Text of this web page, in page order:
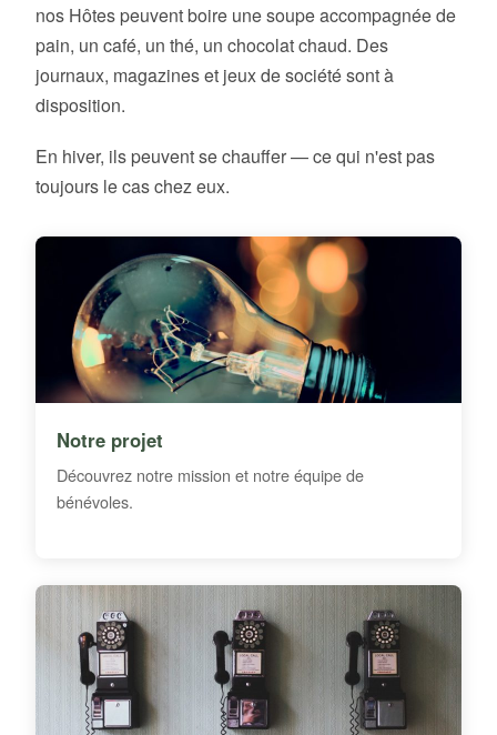
nos Hôtes peuvent boire une soupe accompagnée de
pain, un café, un thé, un chocolat chaud. Des
journaux, magazines et jeux de société sont à
disposition.
En hiver, ils peuvent se chauffer — ce qui n'est pas
toujours le cas chez eux.
Notre projet
Découvrez notre mission et notre équipe de
bénévoles.